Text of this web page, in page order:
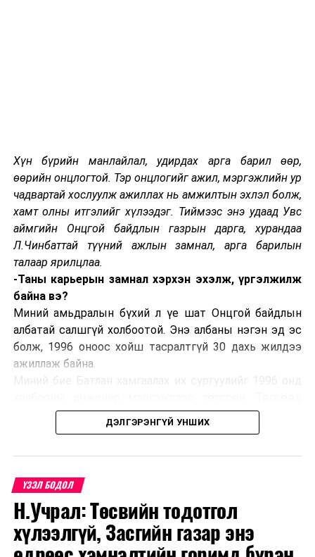
шийдвэрээр шийдэгдэхгүй. Бодлогын цогц ажил
хийх ёстой. Хууль эрх зүйн орчны ч асуудал их байна.
Үүнийг шийдэхийн тулд Үндэсний хороо ажиллана.
Улаанбаатар хотын автозамын түгжрэлийг бууруулах
арга хэмжээ авахдаа олон нийтийн эрхийг хасах биш
үүрэг хариуцлагад суурилсан бодлогын арга хэмжээ
авна” гэлээ.
УНШСАН: 2609
ДАРААХ МЭДЭЭ
ЗГ: Импортын цементийн гаалийн албан татварыг
Хүн бүрийн манлайлал, удирдах арга барил өөр,
өөрийн онцлогтой. Тэр онцлогийг ажил, мэргэжлийн ур
чадвартай хослуулж ажиллах нь амжилтын эхлэл болж,
хамт олны итгэлийг хүлээдэг. Тиймээс энэ удаад Увс
аймгийн Онцгой байдлын газрын дарга, хурандаа
Л.Чинбаттай түүний ажлын замнал, арга барилын
талаар ярилцлаа.
-Таны карьерын замнал хэрхэн эхэлж, үргэлжилж
байна вэ?
Миний амьдралын бүхий л үе шат Онцгой байдлын
албатай салшгүй холбоотой. Энэ албаны нэгэн эд эс
болж, 1996 оноос хойш тасралтгүй 30 дахь жилдээ
ажиллаж байна.
Завхан аймагт нефтийн гэрээт байцаагчаар
томилогдон ажлын гараагаа эхлүүлж байлаа. Улмаар
газрын Гал түймэр унтраах, аврах 50 дугаар ангид
ажилласан. Үүнээс хойш буюу 2004-2024 онд Налайх
дүүргийн Онцгой байдлын хэлтэст салааны
захирагчаас хэлтсийн дарга хүртэл албан тушаал
ДЭЛГЭРЭНГҮЙ УНШИХ
ҮЗЭЛ БОДОЛ
Н.Учрал: Төсвийн тодотгол
хүлээлгүй, Засгийн газар энэ